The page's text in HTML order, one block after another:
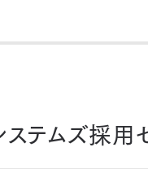
ステムズ採用